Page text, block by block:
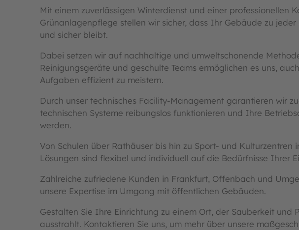
Mit einem zuverlässigen Winterdienst und einer professionellen
Grünanlagenpflege stellen wir sicher, dass Ihr Gebäude zu
und sicher bleibt.
Dabei setzen wir auf nachhaltige und umweltschonende
Reinigungsgeräte und geschulte Teams ermöglichen es uns,
Aufgaben effizient zu meistern.
Durch unser technisches Facility-Management garantieren wir
technischen Systeme reibungslos funktionieren und Ihre
werden.
Von Schulen über Rathäuser bis hin zu Sport- und Kulturzentren
Lösungen sind flexibel und individuell auf die Bedürfnisse Ihrer
Zahlreiche zufriedene Kunden in Frankfurt, Offenbach und
unsere Expertise im Umgang mit öffentlichen Gebäuden.
Gestalten Sie Ihre Einrichtung zu einem Ort, der Sauberkeit und
ausstrahlt. Kontaktieren Sie uns, um mehr über unsere